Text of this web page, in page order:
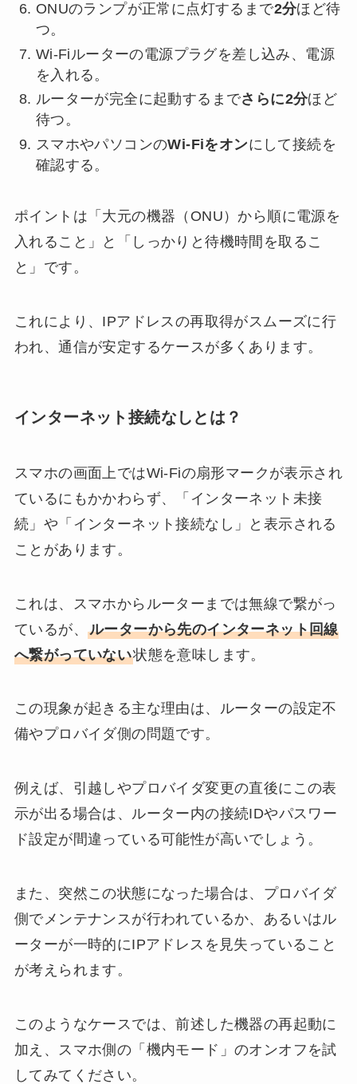
ONUのランプが正常に点灯するまで2分ほど待
つ。
Wi-Fiルーターの電源プラグを差し込み、電源
を入れる。
ルーターが完全に起動するまでさらに2分ほど
待つ。
スマホやパソコンのWi-Fiをオンにして接続を
確認する。
ポイントは「大元の機器（ONU）から順に電源を
入れること」と「しっかりと待機時間を取るこ
と」です。
これにより、IPアドレスの再取得がスムーズに行
われ、通信が安定するケースが多くあります。
インターネット接続なしとは？
スマホの画面上ではWi-Fiの扇形マークが表示され
ているにもかかわらず、「インターネット未接
続」や「インターネット接続なし」と表示される
ことがあります。
これは、スマホからルーターまでは無線で繋がっ
ているが、 ルーターから先のインターネット回線
へ繋がっていない状態を意味します。
この現象が起きる主な理由は、ルーターの設定不
備やプロバイダ側の問題です。
例えば、引越しやプロバイダ変更の直後にこの表
示が出る場合は、ルーター内の接続IDやパスワー
ド設定が間違っている可能性が高いでしょう。
また、突然この状態になった場合は、プロバイダ
側でメンテナンスが行われているか、あるいはル
ーターが一時的にIPアドレスを見失っていること
が考えられます。
このようなケースでは、前述した機器の再起動に
加え、スマホ側の「機内モード」のオンオフを試
してみてください。